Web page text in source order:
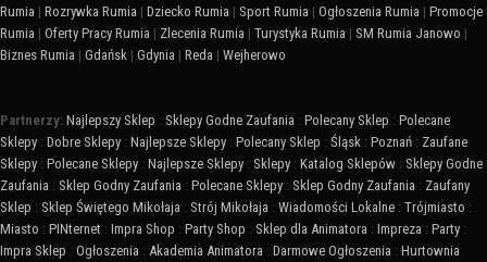
Rumia | Rozrywka Rumia | Dziecko Rumia | Sport Rumia | Ogłoszenia Rumia | Promocje
Rumia | Oferty Pracy Rumia | Zlecenia Rumia | Turystyka Rumia | SM Rumia Janowo |
Biznes Rumia | Gdańsk | Gdynia | Reda | Wejherowo
Partnerzy: Najlepszy Sklep : Sklepy Godne Zaufania : Polecany Sklep : Polecane
Sklepy : Dobre Sklepy : Najlepsze Sklepy : Polecany Sklep : Śląsk : Poznań : Zaufane
Sklepy : Polecane Sklepy : Najlepsze Sklepy : Sklepy : Katalog Sklepów : Sklepy Godne
Zaufania : Sklep Godny Zaufania : Polecane Sklepy : Sklep Godny Zaufania : Zaufany
Sklep : Sklep Świętego Mikołaja : Strój Mikołaja : Wiadomości Lokalne : Trójmiasto :
Miasto : PINternet : Impra Shop : Party Shop : Sklep dla Animatora : Impreza : Party :
Impra Sklep : Ogłoszenia : Akademia Animatora : Darmowe Ogłoszenia : Hurtownia